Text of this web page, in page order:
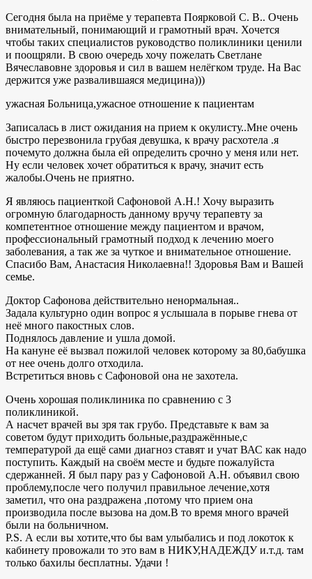
Сегодня была на приёме у терапевта Поярковой С. В.. Очень
внимательный, понимающий и грамотный врач. Хочется
чтобы таких специалистов руководство поликлиники ценили
и поощряли. В свою очередь хочу пожелать Светлане
Вячеславовне здоровья и сил в вашем нелёгком труде. На Вас
держится уже развалившаяся медицина)))
ужасная Больница,ужасное отношение к пациентам
Записалась в лист ожидания на прием к окулисту..Мне очень
быстро перезвонила грубая девушка, к врачу расхотела .я
почемуто должна была ей определить срочно у меня или нет.
Ну если человек хочет обратиться к врачу, значит есть
жалобы.Очень не приятно.
Я являюсь пациенткой Сафоновой А.Н.! Хочу выразить
огромную благодарность данному вручу терапевту за
компетентное отношение между пациентом и врачом,
профессиональный грамотный подход к лечению моего
заболевания, а так же за чуткое и внимательное отношение.
Спасибо Вам, Анастасия Николаевна!! Здоровья Вам и Вашей
семье.
Доктор Сафонова действительно ненормальная..
Задала культурно один вопрос я услышала в порыве гнева от
неё много пакостных слов.
Поднялось давление и ушла домой.
На кануне её вызвал пожилой человек которому за 80,бабушка
от нее очень долго отходила.
Встретиться вновь с Сафоновой она не захотела.
Очень хорошая поликлиника по сравнению с 3
поликлиникой.
А насчет врачей вы зря так грубо. Представьте к вам за
советом будут приходить больные,раздражённые,с
температурой да ещё сами диагноз ставят и учат ВАС как надо
поступить. Каждый на своём месте и будьте пожалуйста
сдержанней. Я был пару раз у Сафоновой А.Н. объявил свою
проблему,после чего получил правильное лечение,хотя
заметил, что она раздражена ,потому что прием она
производила после вызова на дом.В то время много врачей
были на больничном.
P.S. А если вы хотите,что бы вам улыбались и под локоток к
кабинету провожали то это вам в НИКУ,НАДЕЖДУ и.т.д. там
только бахилы бесплатны. Удачи !